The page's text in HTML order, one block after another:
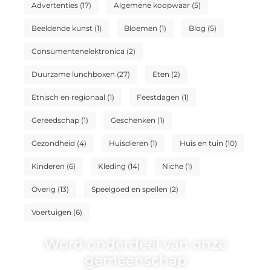
Advertenties(17) Algemene koopwaar(5)
Beeldende kunst(1) Bloemen (1) Blog (5)
Consumentenelektronica (2)
Duurzame lunchboxen (27) Eten (2)
Etnisch en regionaal (1) Feestdagen (1)
Gereedschap(1) Geschenken (1)
Gezondheid (4) Huisdieren (1) Huis en tuin (10)
Kinderen (6) Kleding (14) Niche(1)
Overig (13) Speelgoed en spellen (2)
Voertuigen (6)
Word onderdeel van onze
gemeenschap